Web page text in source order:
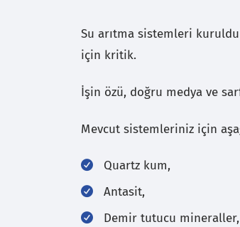
Su arıtma sistemleri
için kritik.
İşin özü, doğru medya ve
Mevcut sistemleriniz için
Quartz kum,
Antasit,
Demir tutucu mineraller,